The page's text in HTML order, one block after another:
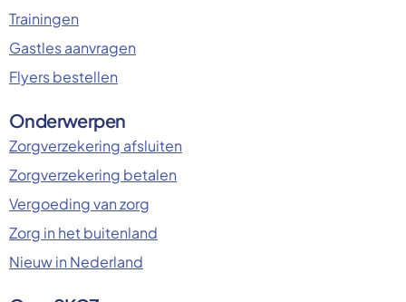
Trainingen
Gastles aanvragen
Flyers bestellen
Onderwerpen
Zorgverzekering afsluiten
Zorgverzekering betalen
Vergoeding van zorg
Zorg in het buitenland
Nieuw in Nederland